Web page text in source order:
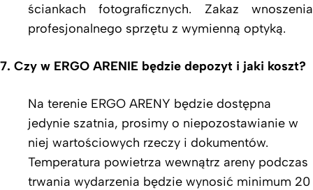
ściankach fotograficznych. Zakaz wnoszenia
profesjonalnego sprzętu z wymienną optyką.
7. Czy w ERGO ARENIE będzie depozyt i jaki koszt?
Na terenie ERGO ARENY będzie dostępna
jedynie szatnia, prosimy o niepozostawianie w
niej wartościowych rzeczy i dokumentów.
Temperatura powietrza wewnątrz areny podczas
trwania wydarzenia będzie wynosić minimum 20